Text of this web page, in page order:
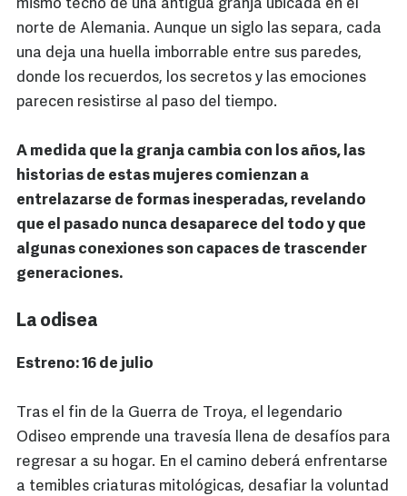
mismo techo de una antigua granja ubicada en el
norte de Alemania. Aunque un siglo las separa, cada
una deja una huella imborrable entre sus paredes,
donde los recuerdos, los secretos y las emociones
parecen resistirse al paso del tiempo.
A medida que la granja cambia con los años, las
historias de estas mujeres comienzan a
entrelazarse de formas inesperadas, revelando
que el pasado nunca desaparece del todo y que
algunas conexiones son capaces de trascender
generaciones.
La odisea
Estreno: 16 de julio
Tras el fin de la Guerra de Troya, el legendario
Odiseo emprende una travesía llena de desafíos para
regresar a su hogar. En el camino deberá enfrentarse
a temibles criaturas mitológicas, desafiar la voluntad